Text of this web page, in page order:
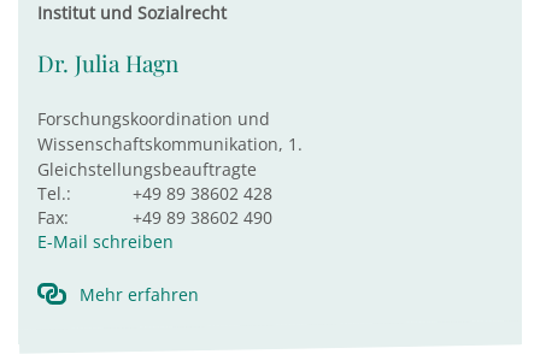
Institut und Sozialrecht
Dr. Julia Hagn
Forschungskoordination und
Wissenschaftskommunikation, 1.
Gleichstellungsbeauftragte
Tel.:
+49 89 38602 428
Fax:
+49 89 38602 490
E-Mail schreiben
Mehr erfahren